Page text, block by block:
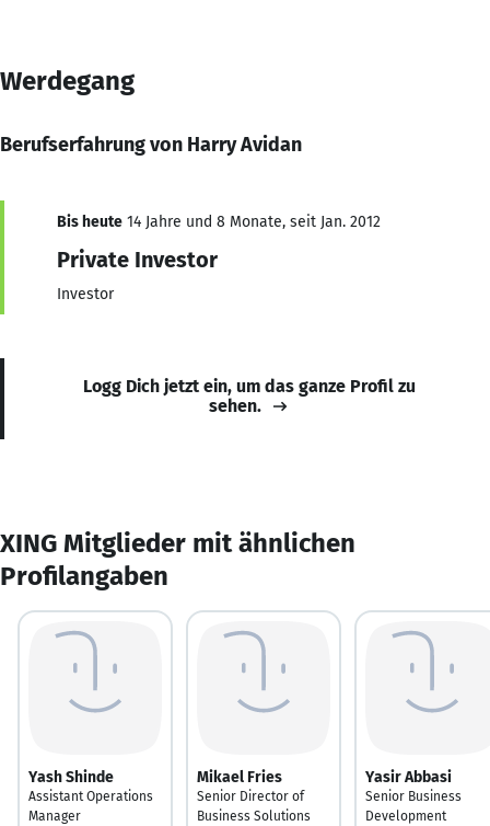
Werdegang
Berufserfahrung von Harry Avidan
Bis heute 14 Jahre und 8 Monate, seit Jan. 2012
Private Investor
Investor
Logg Dich jetzt ein, um das ganze Profil zu
sehen.
XING Mitglieder mit ähnlichen
Profilangaben
Yash Shinde
Assistant Operations
Manager
Mikael Fries
Senior Director of
Business Solutions
Yasir Abbasi
Senior Business
Development